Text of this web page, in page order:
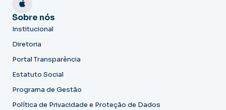
Sobre nós
Institucional
Diretoria
Portal Transparência
Estatuto Social
Programa de Gestão
Política de Privacidade e Proteção de Dados